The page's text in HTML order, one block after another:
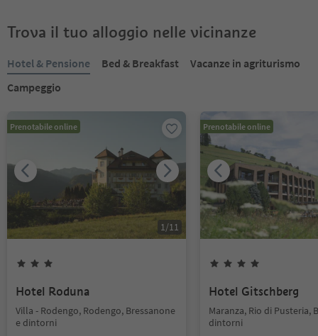
Trova il tuo alloggio nelle vicinanze
Hotel & Pensione Bed & Breakfast
Vacanze in agriturismo
Campeggio
Prenotabile online
1/11
Hotel Roduna
Villa - Rodengo, Rodengo, Bressanone
e dintorni
Prenotabile online
Hotel Gitschberg
Maranza, Rio di Pusteria,
dintorni